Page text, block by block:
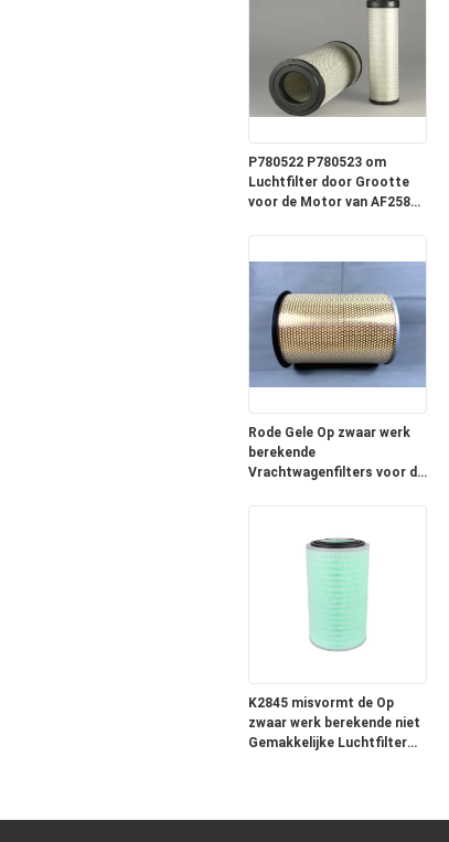
P780522 P780523 om
Luchtfilter door Grootte
voor de Motor van AF25812
Rode Gele Op zwaar werk
berekende
Vrachtwagenfilters voor de
K2845 misvormt de Op
zwaar werk berekende niet
Gemakkelijke Luchtfilter